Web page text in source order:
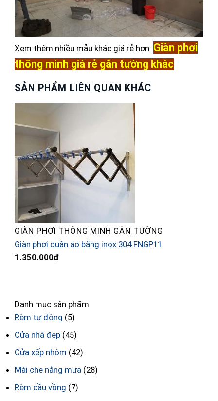
Xem thêm nhiều mẫu khác giá rẻ hơn: Giàn phơi
thông minh giá rẻ gắn tường khác
SẢN PHẨM LIÊN QUAN KHÁC
GIÀN PHƠI THÔNG MINH GẮN TƯỜNG
Giàn phơi quần áo bằng inox 304 FNGP11
1.350.000₫
Danh mục sản phẩm
Rèm tự động (5)
Cửa nhà đẹp (45)
Cửa xếp nhôm (42)
Mái che nắng mưa (28)
Rèm cầu vồng (7)